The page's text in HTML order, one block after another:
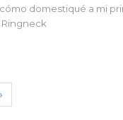
domestiqué a mi